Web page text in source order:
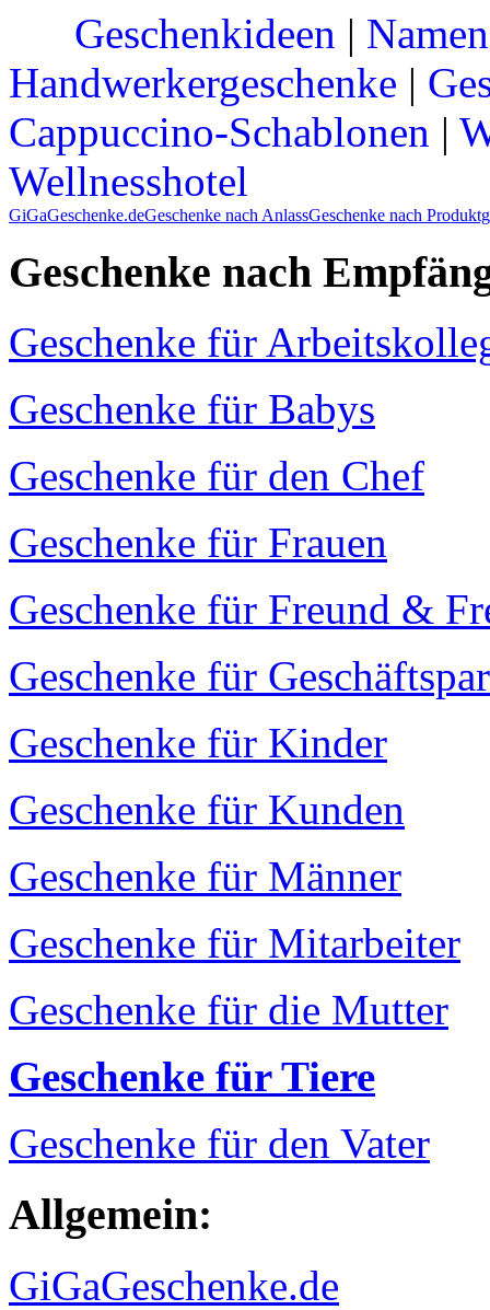
Geschenkideen |
Handwerkergeschenke |
Cappuccino-Schablonen |
Wellnesshotel
GiGaGeschenke.deGeschenke nach AnlassGeschenke nach
Geschenke nach
Geschenke für
Geschenke für Babys
Geschenke für den Chef
Geschenke für Frauen
Geschenke für Freund &
Geschenke für
Geschenke für Kinder
Geschenke für Kunden
Geschenke für Männer
Geschenke für Mitarbeiter
Geschenke für die Mutter
Geschenke für Tiere
Geschenke für den Vater
Allgemein:
GiGaGeschenke.de